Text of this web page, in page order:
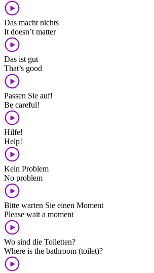
Das macht nichts
It doesn’t matter
Das ist gut
That’s good
Passen Sie auf!
Be careful!
Hilfe!
Help!
Kein Problem
No problem
Bitte warten Sie einen Moment
Please wait a moment
Wo sind die Toiletten?
Where is the bathroom (toilet)?